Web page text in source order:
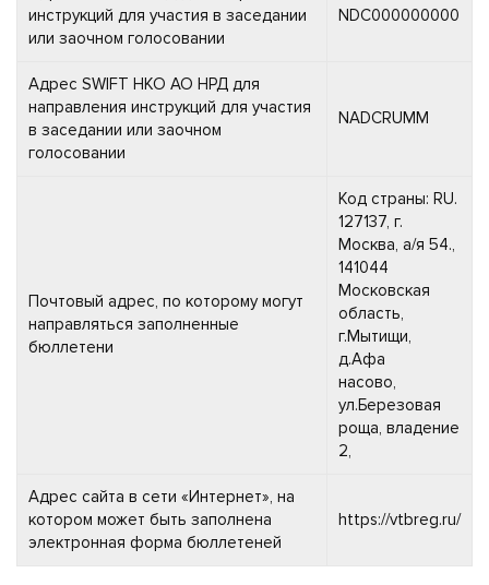
инструкций для участия в заседании
или заочном голосовании
NDC000000000
Адрес SWIFT НКО АО НРД для
направления инструкций для участия
в заседании или заочном
голосовании
NADCRUMM
Почтовый адрес, по которому могут
направляться заполненные
бюллетени
Код страны: RU.
127137, г.
Москва, а/я 54.,
141044
Московская
область,
г.Мытищи,
д.Афа
насово,
ул.Березовая
роща, владение
2,
Адрес сайта в сети «Интернет», на
котором может быть заполнена
электронная форма бюллетеней
https://vtbreg.ru/